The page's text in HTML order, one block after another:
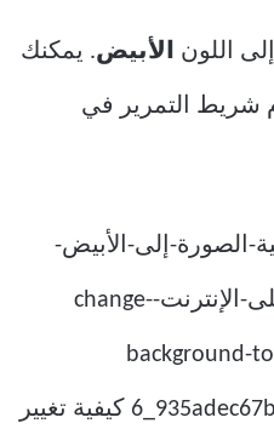
اللون الأبيض. يمكنك
شريط التمرير في